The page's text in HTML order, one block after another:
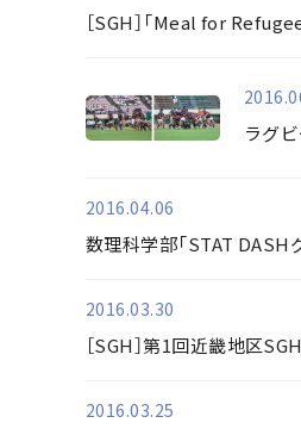
［SGH］「Meal for
ラグ
2016.04.06
数理科学部「STAT DASH
2016.03.30
［SGH］第1回近畿地区
2016.03.25